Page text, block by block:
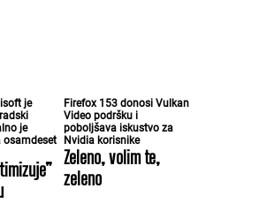
je
je
Firefox 153 donosi Vulkan
Video podršku i
poboljšava iskustvo za
Nvidia korisnike
Zeleno, volim te,
zeleno